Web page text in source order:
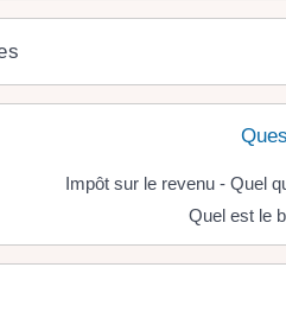
Impôt sur le revenu - Quel
Quel est le